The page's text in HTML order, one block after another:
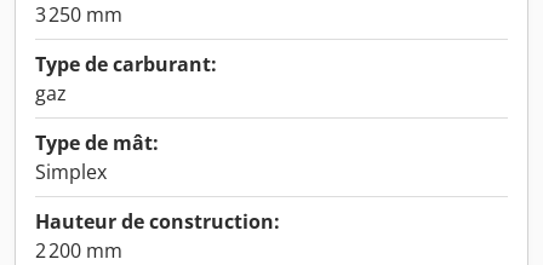
3 250 mm
Type de carburant:
gaz
Type de mât:
Simplex
Hauteur de construction:
2 200 mm